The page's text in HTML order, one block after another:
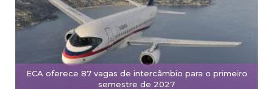
ECA oferece 87 vagas de intercâmbio para o primeiro
semestre de 2027